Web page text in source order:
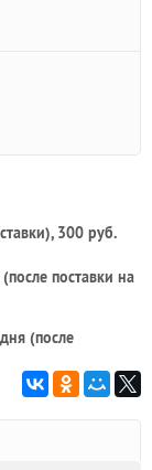
300 руб.
поставки на
(после